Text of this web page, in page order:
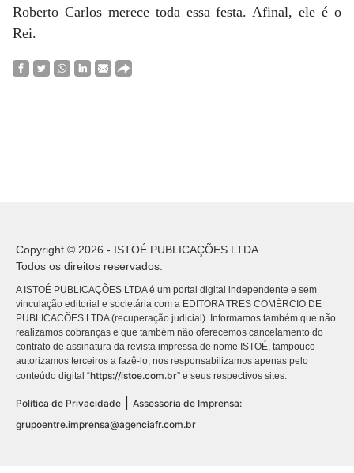
Roberto Carlos merece toda essa festa. Afinal, ele é o
Rei.
Copyright © 2026 - ISTOÉ PUBLICAÇÕES LTDA
Todos os direitos reservados.
A ISTOÉ PUBLICAÇÕES LTDA é um portal digital independente e sem
vinculação editorial e societária com a EDITORA TRES COMÉRCIO DE
PUBLICACÕES LTDA (recuperação judicial). Informamos também que não
realizamos cobranças e que também não oferecemos cancelamento do
contrato de assinatura da revista impressa de nome ISTOÉ, tampouco
autorizamos terceiros a fazê-lo, nos responsabilizamos apenas pelo
conteúdo digital “https://istoe.com.br” e seus respectivos sites.
Política de Privacidade
Assessoria de Imprensa:
grupoentre.imprensa@agenciafr.com.br